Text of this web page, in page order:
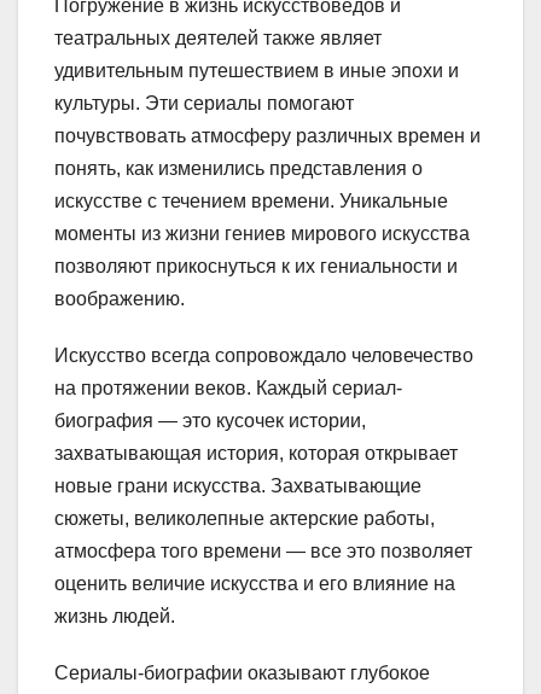
Погружение в жизнь искусствоведов и
театральных деятелей также являет
удивительным путешествием в иные эпохи и
культуры. Эти сериалы помогают
почувствовать атмосферу различных времен и
понять, как изменились представления о
искусстве с течением времени. Уникальные
моменты из жизни гениев мирового искусства
позволяют прикоснуться к их гениальности и
воображению.
Искусство всегда сопровождало человечество
на протяжении веков. Каждый сериал-
биография — это кусочек истории,
захватывающая история, которая открывает
новые грани искусства. Захватывающие
сюжеты, великолепные актерские работы,
атмосфера того времени — все это позволяет
оценить величие искусства и его влияние на
жизнь людей.
Сериалы-биографии оказывают глубокое